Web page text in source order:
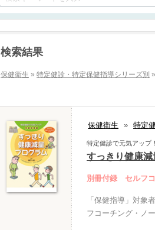
検索結果
保健衛生 » 特定健診・特定保健指導シリーズ別 »
保健衛生 » 特定
特定健診で元気アップ！
すっきり健康
別冊付録 セルフ
「保健指導」対象
フコーチング・ノ